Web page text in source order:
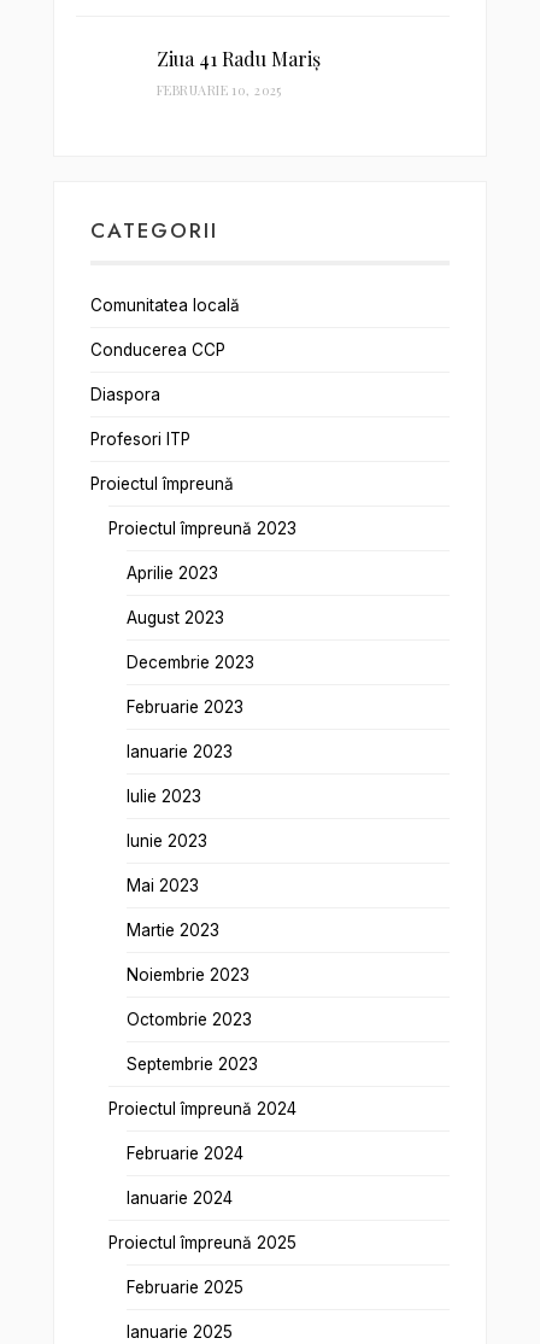
Ziua 41 Radu Mariș
FEBRUARIE 10, 2025
CATEGORII
Comunitatea locală
Conducerea CCP
Diaspora
Profesori ITP
Proiectul împreună
Proiectul împreună 2023
Aprilie 2023
August 2023
Decembrie 2023
Februarie 2023
Ianuarie 2023
Iulie 2023
Iunie 2023
Mai 2023
Martie 2023
Noiembrie 2023
Octombrie 2023
Septembrie 2023
Proiectul împreună 2024
Februarie 2024
Ianuarie 2024
Proiectul împreună 2025
Februarie 2025
Ianuarie 2025